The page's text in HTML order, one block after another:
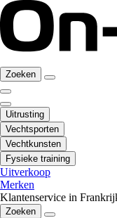
Zoeken
Uitrusting
Vechtsporten
Vechtkunsten
Fysieke training
Uitverkoop
Merken
Klantenservice in
Zoeken